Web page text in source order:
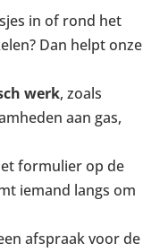
in of rond het
Dan helpt onze
werk, zoals
aan gas,
formulier op de
iemand langs om
afspraak voor de